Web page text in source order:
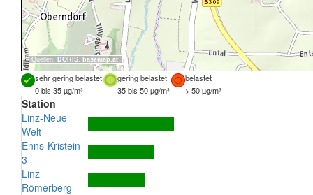
Quellen: DORIS, basemap.at
sehr gering belastet gering belastet
belastet
0 bis 35 µg/m³
35 bis 50 µg/m³ > 50 µg/m³
Station
Linz-Neue
Welt
Enns-Kristein
3
Linz-
Römerberg